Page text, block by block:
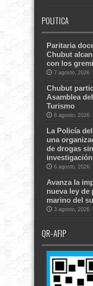
POLITICA
Paritaria
Chubut
con los
7 agosto, 2026
Chubut
Asamblea
Turismo
6 agosto, 2026
La Policía
una
de drogas
6 agosto, 2026
Avanza la
nueva ley de
marino del
3 agosto, 2026
QR-AFIP